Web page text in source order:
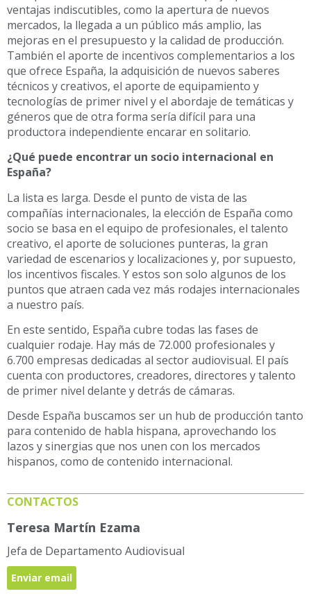
ventajas indiscutibles, como la apertura de nuevos
mercados, la llegada a un público más amplio, las
mejoras en el presupuesto y la calidad de producción.
También el aporte de incentivos complementarios a los
que ofrece España, la adquisición de nuevos saberes
técnicos y creativos, el aporte de equipamiento y
tecnologías de primer nivel y el abordaje de temáticas y
géneros que de otra forma sería difícil para una
productora independiente encarar en solitario.
¿Qué puede encontrar un socio internacional en
España?
La lista es larga. Desde el punto de vista de las
compañías internacionales, la elección de España como
socio se basa en el equipo de profesionales, el talento
creativo, el aporte de soluciones punteras, la gran
variedad de escenarios y localizaciones y, por supuesto,
los incentivos fiscales. Y estos son solo algunos de los
puntos que atraen cada vez más rodajes internacionales
a nuestro país.
En este sentido, España cubre todas las fases de
cualquier rodaje. Hay más de 72.000 profesionales y
6.700 empresas dedicadas al sector audiovisual. El país
cuenta con productores, creadores, directores y talento
de primer nivel delante y detrás de cámaras.
Desde España buscamos ser un hub de producción tanto
para contenido de habla hispana, aprovechando los
lazos y sinergias que nos unen con los mercados
hispanos, como de contenido internacional.
CONTACTOS
Teresa Martín Ezama
Jefa de Departamento Audiovisual
Enviar email